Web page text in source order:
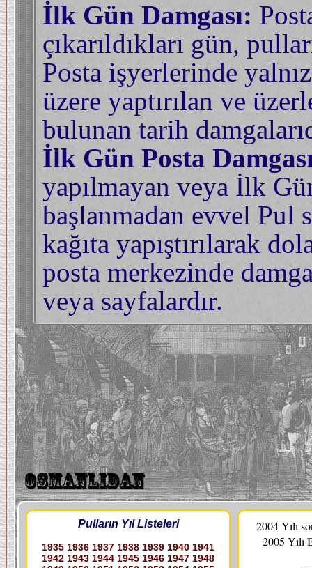
İlk Gün Damgası:
çıkarıldıkları gün,
Posta işyerlerinde
üzere yaptırılan ve
bulunan tarih
İlk Gün Posta
yapılmayan veya İlk
başlanmadan evvel Pul
kağıta yapıştırılarak
posta merkezinde
veya sayfalardır.
Pulların Yıl Listeleri
1935 1936 1937 1938 1939 1940 1941
1942 1943 1944 1945 1946 1947 1948
2004 Yılı
2005 Yılı